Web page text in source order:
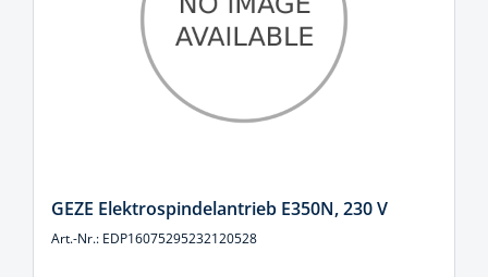
GEZE Elektrospindelantrieb E350N, 230 V
Art.-Nr.: EDP16075295232120528